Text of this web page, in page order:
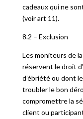
cadeaux qui ne
(voir art 11).
8.2 – Exclusion
Les moniteurs de
réservent le droit
d’ébriété ou dont
troubler le bon
compromettre la
client ou